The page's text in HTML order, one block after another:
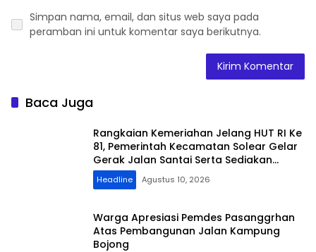
Simpan nama, email, dan situs web saya pada
peramban ini untuk komentar saya berikutnya.
Baca Juga
Rangkaian Kemeriahan Jelang HUT RI Ke
81, Pemerintah Kecamatan Solear Gelar
Gerak Jalan Santai Serta Sediakan
Berbagai Door Prize
Headline Agustus 10, 2026
Warga Apresiasi Pemdes Pasanggrhan
Atas Pembangunan Jalan Kampung
Bojong